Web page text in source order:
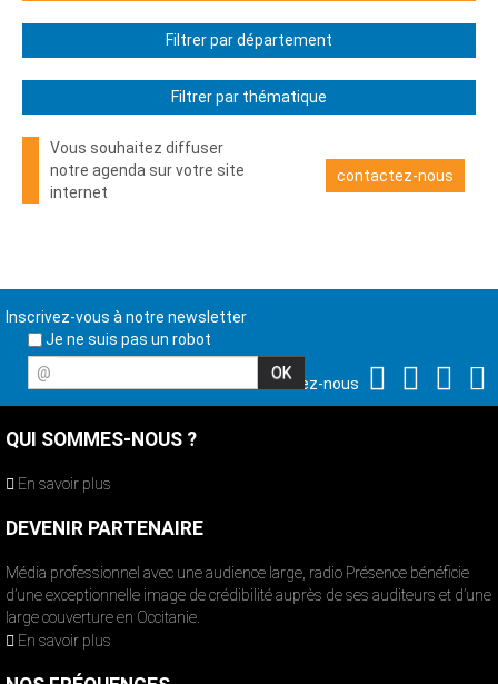
Filtrer par département
Filtrer par thématique
Vous souhaitez diffuser
notre agenda sur votre site
internet
contactez-nous
Inscrivez-vous à notre newsletter
Je ne suis pas un robot
@
Suivez-nous
QUI SOMMES-NOUS ?
En savoir plus
DEVENIR PARTENAIRE
Média professionnel avec une audience large, radio Présence bénéficie
d’une exceptionnelle image de crédibilité auprès de ses auditeurs et d’une
large couverture en Occitanie.
En savoir plus